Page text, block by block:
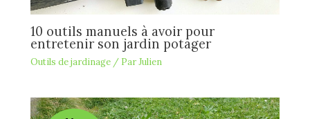
10 outils manuels à avoir pour
entretenir son jardin potager
Outils de jardinage/ ParJulien